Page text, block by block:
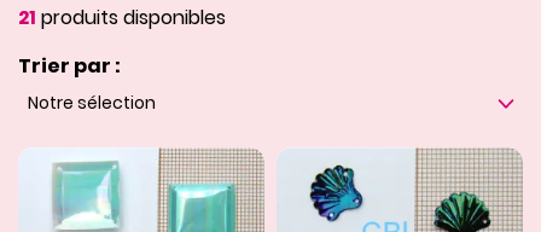
21 produits disponibles
Trier par :